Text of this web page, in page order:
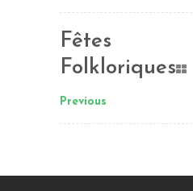
Fêtes
Folkloriques
Previous